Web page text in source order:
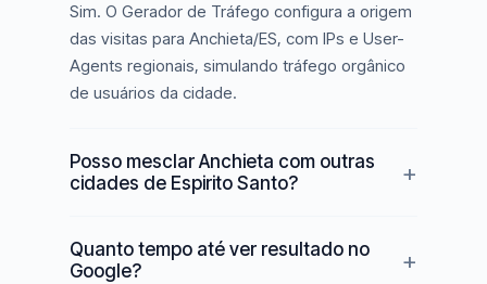
Sim. O Gerador de Tráfego configura a origem
das visitas para Anchieta/ES, com IPs e User-
Agents regionais, simulando tráfego orgânico
de usuários da cidade.
Posso mesclar Anchieta com outras
cidades de Espirito Santo?
Quanto tempo até ver resultado no
Google?